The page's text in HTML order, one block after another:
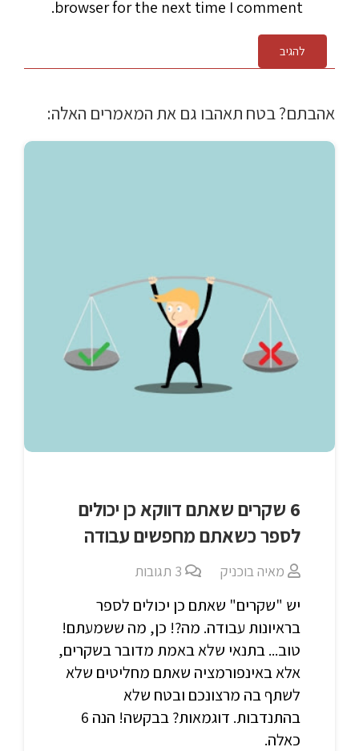
browser for the next time I comment.
להגיב
אהבתם? בטח תאהבו גם את המאמרים האלה:
6 שקרים שאתם דווקא כן יכולים
לספר כשאתם מחפשים עבודה
מאיה בוכניק 3 תגובות
יש "שקרים" שאתם כן יכולים לספר
בראיונות עבודה. מה?! כן, מה ששמעתם!
טוב... בתנאי שלא באמת מדובר בשקרים,
אלא באינפורמציה שאתם מחליטים שלא
לשתף בה מרצונכם ובטח שלא
בהתנדבות. דוגמאות? בבקשה! הנה 6
כאלה.